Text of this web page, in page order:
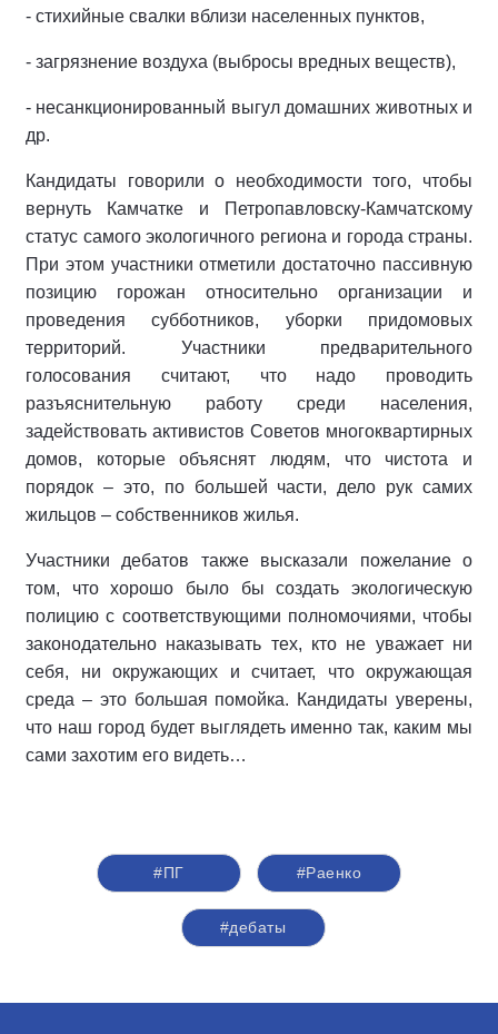
- стихийные свалки вблизи населенных пунктов,
- загрязнение воздуха (выбросы вредных веществ),
- несанкционированный выгул домашних животных и
др.
Кандидаты говорили о необходимости того, чтобы
вернуть Камчатке и Петропавловску-Камчатскому
статус самого экологичного региона и города страны.
При этом участники отметили достаточно пассивную
позицию горожан относительно организации и
проведения субботников, уборки придомовых
территорий. Участники предварительного
голосования считают, что надо проводить
разъяснительную работу среди населения,
задействовать активистов Советов многоквартирных
домов, которые объяснят людям, что чистота и
порядок – это, по большей части, дело рук самих
жильцов – собственников жилья.
Участники дебатов также высказали пожелание о
том, что хорошо было бы создать экологическую
полицию с соответствующими полномочиями, чтобы
законодательно наказывать тех, кто не уважает ни
себя, ни окружающих и считает, что окружающая
среда – это большая помойка. Кандидаты уверены,
что наш город будет выглядеть именно так, каким мы
сами захотим его видеть…
#ПГ #Раенко
#дебаты